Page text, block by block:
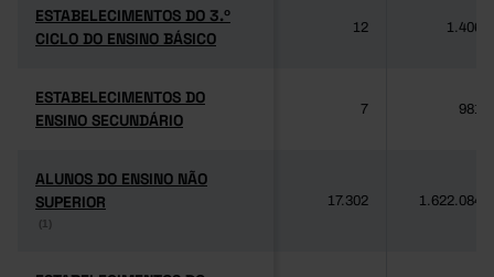
ESTABELECIMENTOS DO 3.º
CICLO DO ENSINO BÁSICO
ESTABELECIMENTOS DO 3.º
CICLO DO ENSINO BÁSICO
12 1.406
ESTABELECIMENTOS DO
ENSINO SECUNDÁRIO
ESTABELECIMENTOS DO
ENSINO SECUNDÁRIO
7 981
ALUNOS DO ENSINO NÃO
SUPERIOR
(1)
ALUNOS DO ENSINO NÃO
SUPERIOR
(1)
17.302 1.622.084